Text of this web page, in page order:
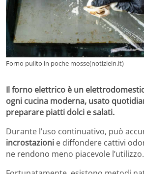
Forno pulito in poche mosse(notiziein.it)
Il forno elettrico è un
ogni cucina moderna, usato
preparare piatti dolci e salati.
Durante l’uso continuativo, può
incrostazioni e diffondere cattivi
ne rendono meno piacevole l’utilizzo.